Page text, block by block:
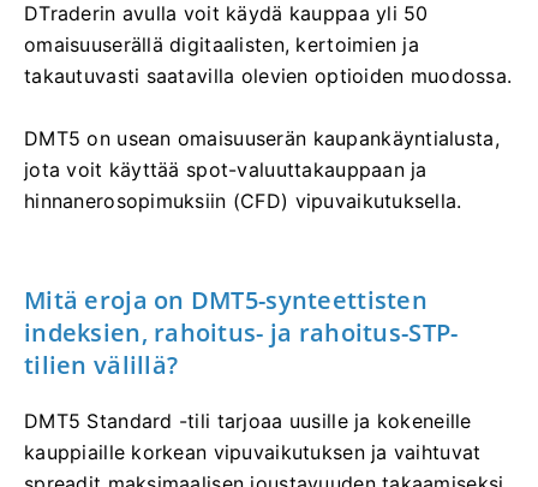
DTraderin avulla voit käydä kauppaa yli 50
omaisuuserällä digitaalisten, kertoimien ja
takautuvasti saatavilla olevien optioiden muodossa.
DMT5 on usean omaisuuserän kaupankäyntialusta,
jota voit käyttää spot-valuuttakauppaan ja
hinnanerosopimuksiin (CFD) vipuvaikutuksella.
Mitä eroja on DMT5-synteettisten
indeksien, rahoitus- ja rahoitus-STP-
tilien välillä?
DMT5 Standard -tili tarjoaa uusille ja kokeneille
kauppiaille korkean vipuvaikutuksen ja vaihtuvat